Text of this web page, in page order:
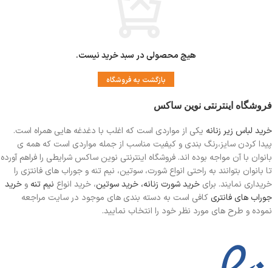
هیچ محصولی در سبد خرید نیست.
بازگشت به فروشگاه
فروشگاه اینترنتی نوین ساکس
خرید لباس زیر زنانه یکی از مواردی است که اغلب با دغدغه هایی همراه است.
پیدا کردن سایز،رنگ بندی و کیفیت مناسب از جمله مواردی است که همه ی
بانوان با آن مواجه بوده اند. فروشگاه اینترنتی نوین ساکس شرایطی را فراهم آورده
تا بانوان بتوانند به راحتی انواع شورت، سوتین، نیم تنه و جوراب های فانتزی را
خریداری نمایند. برای خرید شورت زنانه، خرید سوتین، خرید انواع نیم تنه و خرید
جوراب های فانتری کافی است به دسته بندی های موجود در سایت مراجعه
نموده و طرح های مورد نظر خود را انتخاب نمایید.